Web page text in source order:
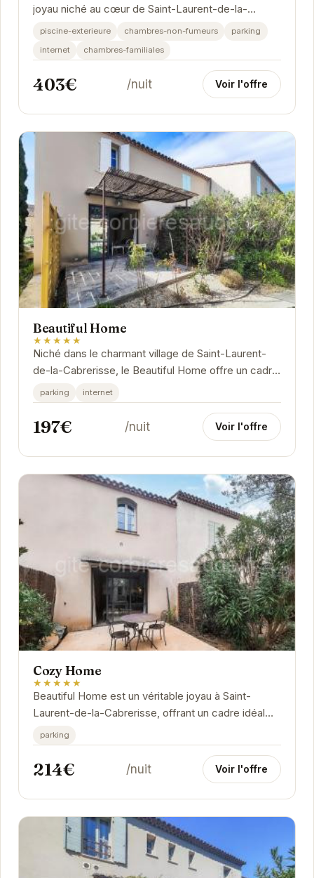
joyau niché au cœur de Saint-Laurent-de-la-
Cabrerisse. Avec sa piscine extérieure...
piscine-exterieure chambres-non-fumeurs
parking
internet
chambres-familiales
403€ /nuit Voir l'offre
Beautiful Home
★★★★★
Niché dans le charmant village de Saint-Laurent-
de-la-Cabrerisse, le Beautiful Home offre un cadre
idyllique pour des vacances inoubliables.
parking internet
197€ /nuit Voir l'offre
Cozy Home
★★★★★
Beautiful Home est un véritable joyau à Saint-
Laurent-de-la-Cabrerisse, offrant un cadre idéal
pour une escapade relaxante.
parking
214€ /nuit Voir l'offre